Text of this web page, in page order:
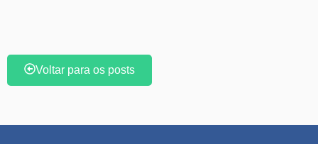
Voltar para os posts